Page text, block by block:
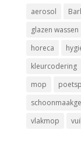
aerosol
glazen wassen
horeca
kleurcodering
mop
vlakmop